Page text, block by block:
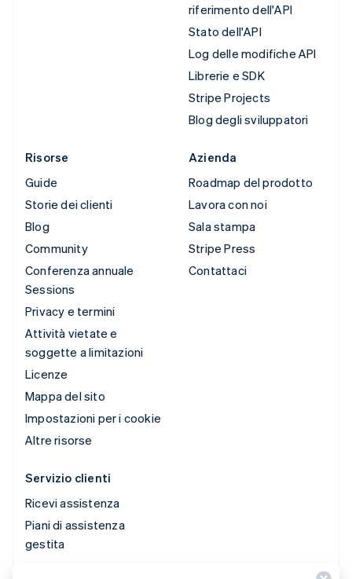
riferimento dell'API
Stato dell'API
Log delle modifiche API
Librerie e SDK
Stripe Projects
Blog degli sviluppatori
Risorse
Guide
Storie dei clienti
Blog
Community
Conferenza annuale
Sessions
Privacy e termini
Attività vietate e
soggette a limitazioni
Licenze
Mappa del sito
Impostazioni per i cookie
Altre risorse
Azienda
Roadmap del prodotto
Lavora con noi
Sala stampa
Stripe Press
Contattaci
Servizio clienti
Ricevi assistenza
Piani di assistenza
gestita